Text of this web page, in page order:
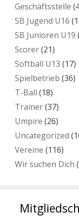
Geschäftsstelle
SB Jugend U16
SB Junioren U19
Scorer(21)
Softball U13 (17)
Spielbetrieb (36)
T-Ball (18)
Trainer(37)
Umpire (26)
Uncategorized
Vereine (116)
Wir suchen Dich